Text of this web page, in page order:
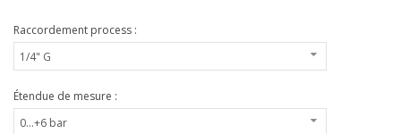
Raccordement process :
Étendue de mesure :